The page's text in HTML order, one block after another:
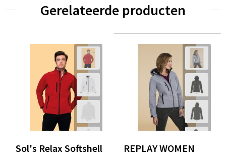
Gerelateerde producten
Sol's Relax Softshell REPLAY WOMEN